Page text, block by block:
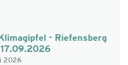
- Riefensberg
17.09.2026
2026